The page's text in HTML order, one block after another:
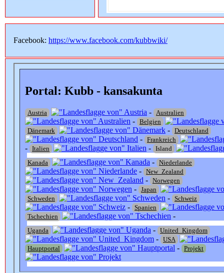
Facebook: https://www.facebook.com/kubbwiki/
Portal: Kubb - kansakunta
Austria - Australien
- Belgien
Dänemark
- Deutschland
- Frankreich
- Italien - Island
Kanada
- Niederlande
- New_Zealand
- Norwegen
- Japan
Schweden
- Schweiz
-
Spanien
Tschechien
-
Uganda - United_Kingdom
- USA
Hauptportal
- Projekt